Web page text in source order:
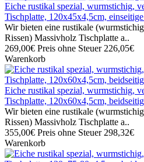
Eiche rustikal spezial, wurmstichig,
Tischplatte, 120x45x4,5cm,
Wir bieten eine rustikale
Rissen) Massivholz Tischplatte a..
269,00€ Preis ohne Steuer 226,05€
Warenkorb
Eiche rustikal spezial, wurmstichig,
Tischplatte, 120x60x4,5cm,
Wir bieten eine rustikale
Rissen) Massivholz Tischplatte a..
355,00€ Preis ohne Steuer 298,32€
Warenkorb